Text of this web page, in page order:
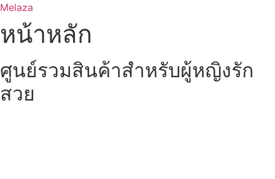
Skip
content
Melaza
หน้าหลัก
ศูนย์รวมสินค้าสำหรับผู้หญิงรัก
สวย